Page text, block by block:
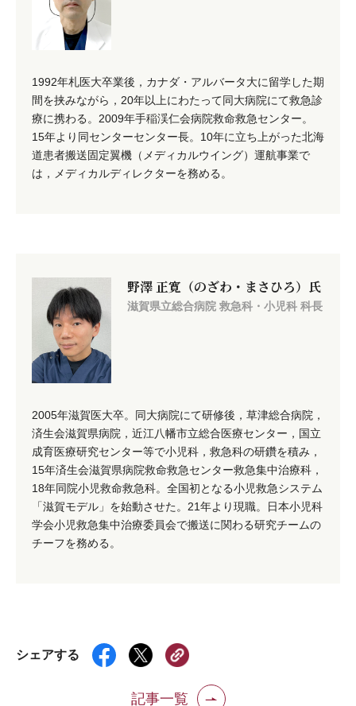
1992年札医大卒業後，カナダ・アルバータ大に留学した期
間を挟みながら，20年以上にわたって同大病院にて救急診
療に携わる。2009年手稲渓仁会病院救命救急センター。
15年より同センターセンター長。10年に立ち上がった北海
道患者搬送固定翼機（メディカルウイング）運航事業で
は，メディカルディレクターを務める。
野澤 正寛（のざわ・まさひろ）氏
滋賀県立総合病院 救急科・小児科 科長
2005年滋賀医大卒。同大病院にて研修後，草津総合病院，
済生会滋賀県病院，近江八幡市立総合医療センター，国立
成育医療研究センター等で小児科，救急科の研鑽を積み，
15年済生会滋賀県病院救命救急センター救急集中治療科，
18年同院小児救命救急科。全国初となる小児救急システム
「滋賀モデル」を始動させた。21年より現職。日本小児科
学会小児救急集中治療委員会で搬送に関わる研究チームの
チーフを務める。
シェアする
記事一覧